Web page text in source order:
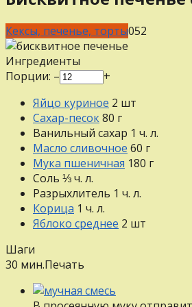
Кексы, печенье, торты052
Ингредиенты
Порции: –
+
Яйцо куриное 2 шт
Сахар-песок80 г
Ванильный сахар 1 ч. л.
Масло сливочное 60 г
Мука пшеничная 180 г
Соль ⅓ч. л.
Разрыхлитель 1 ч. л.
Корица 1 ч. л.
Яблоко среднее 2 шт
Шаги
30 мин.Печать